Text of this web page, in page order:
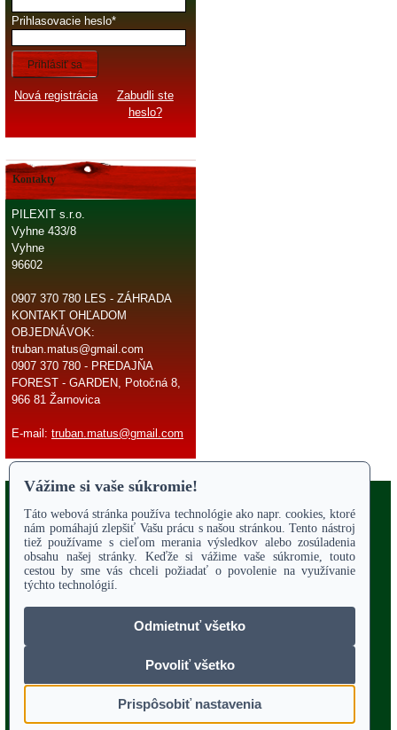
Prihlasovacie heslo
Prihlásiť sa
Nová registrácia
Zabudli ste
heslo?
Kontakty
PILEXIT s.r.o.
Vyhne 433/8
Vyhne
96602
0907 370 780 LES - ZÁHRADA
KONTAKT OHĽADOM
OBJEDNÁVOK:
truban.matus@gmail.com
0907 370 780 - PREDAJŇA
FOREST - GARDEN, Potočná 8,
966 81 Žarnovica
E-mail: truban.matus@gmail.com
Copyright 2017 Odstúpiť od zmluvy
ÚVODNÁ STRANA
Online parts katalógy
O NÁS
SERVIS
Služby - záhrada
OBCHODNÉ PODMIENKY
REKLAMAČNÝ PORIADOK
VZOROVÝ FORMULÁR ODSTÚPENIA OD ZMLUVY
TECHNICKÉ VÝKRESY
KONTAKT